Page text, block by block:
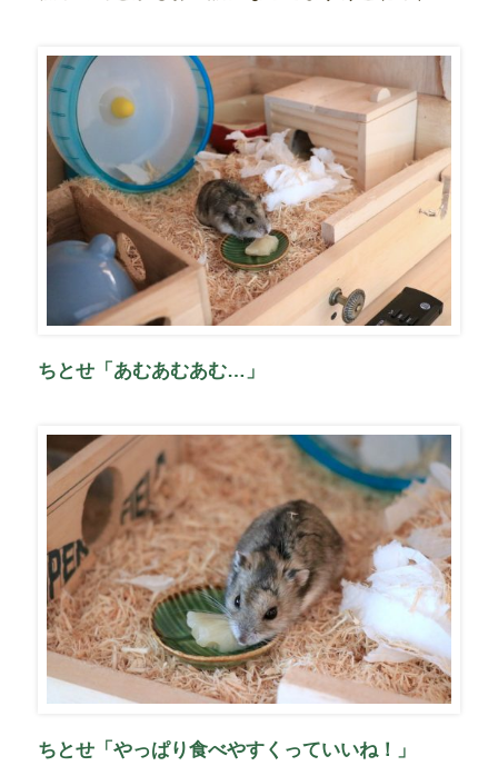
ちとせ「あむあむあむ…」
ちとせ「やっぱり食べやすくっていいね！」